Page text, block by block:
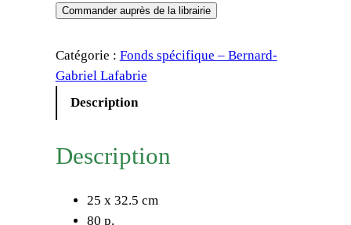
Commander auprès de la librairie
Catégorie : Fonds spécifique – Bernard-
Gabriel Lafabrie
Description
Description
25 x 32.5 cm
80 p.